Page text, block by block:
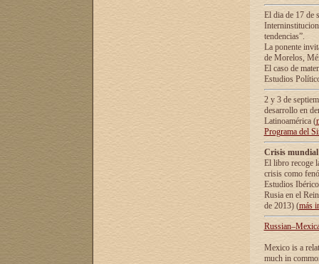
El dia de 17 de
tendencias”.
La ponente
de Morelos,
El caso de
Estudios
2 y 3 de
desarrollo en
Latinoamérica (
Programa del
Crisis
El libro recoge
crisis como
Estudios
Rusia en el
de 2013) (más
Mexico is a
much in